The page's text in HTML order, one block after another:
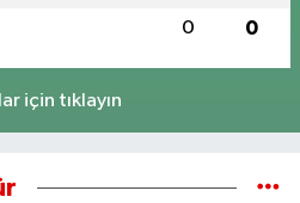
0 0
için tıklayın